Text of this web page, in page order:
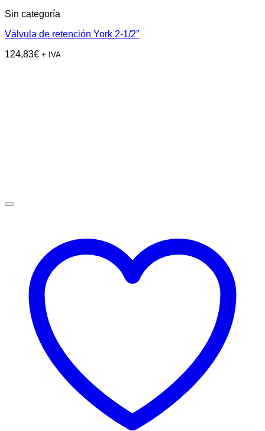
Sin categoría
Válvula de retención York 2-1/2″
124,83€ + IVA